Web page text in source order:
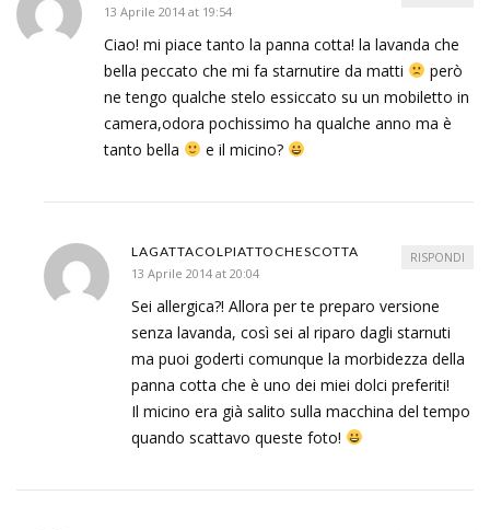
13 Aprile 2014 at 19:54
Ciao! mi piace tanto la panna cotta! la lavanda che
bella peccato che mi fa starnutire da matti
però
ne tengo qualche stelo essiccato su un mobiletto in
camera,odora pochissimo ha qualche anno ma è
tanto bella
e il micino?
LAGATTACOLPIATTOCHESCOTTA
13 Aprile 2014 at 20:04
Sei allergica?! Allora per te preparo versione
senza lavanda, così sei al riparo dagli starnuti
ma puoi goderti comunque la morbidezza della
panna cotta che è uno dei miei dolci preferiti!
Il micino era già salito sulla macchina del tempo
quando scattavo queste foto!
RISPONDI